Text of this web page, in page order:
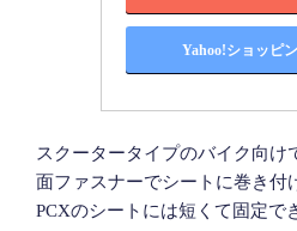
Yahoo!ショッピ
スクータータイプのバイク向け
面ファスナーでシートに巻き付
PCXのシートには短くて固定で